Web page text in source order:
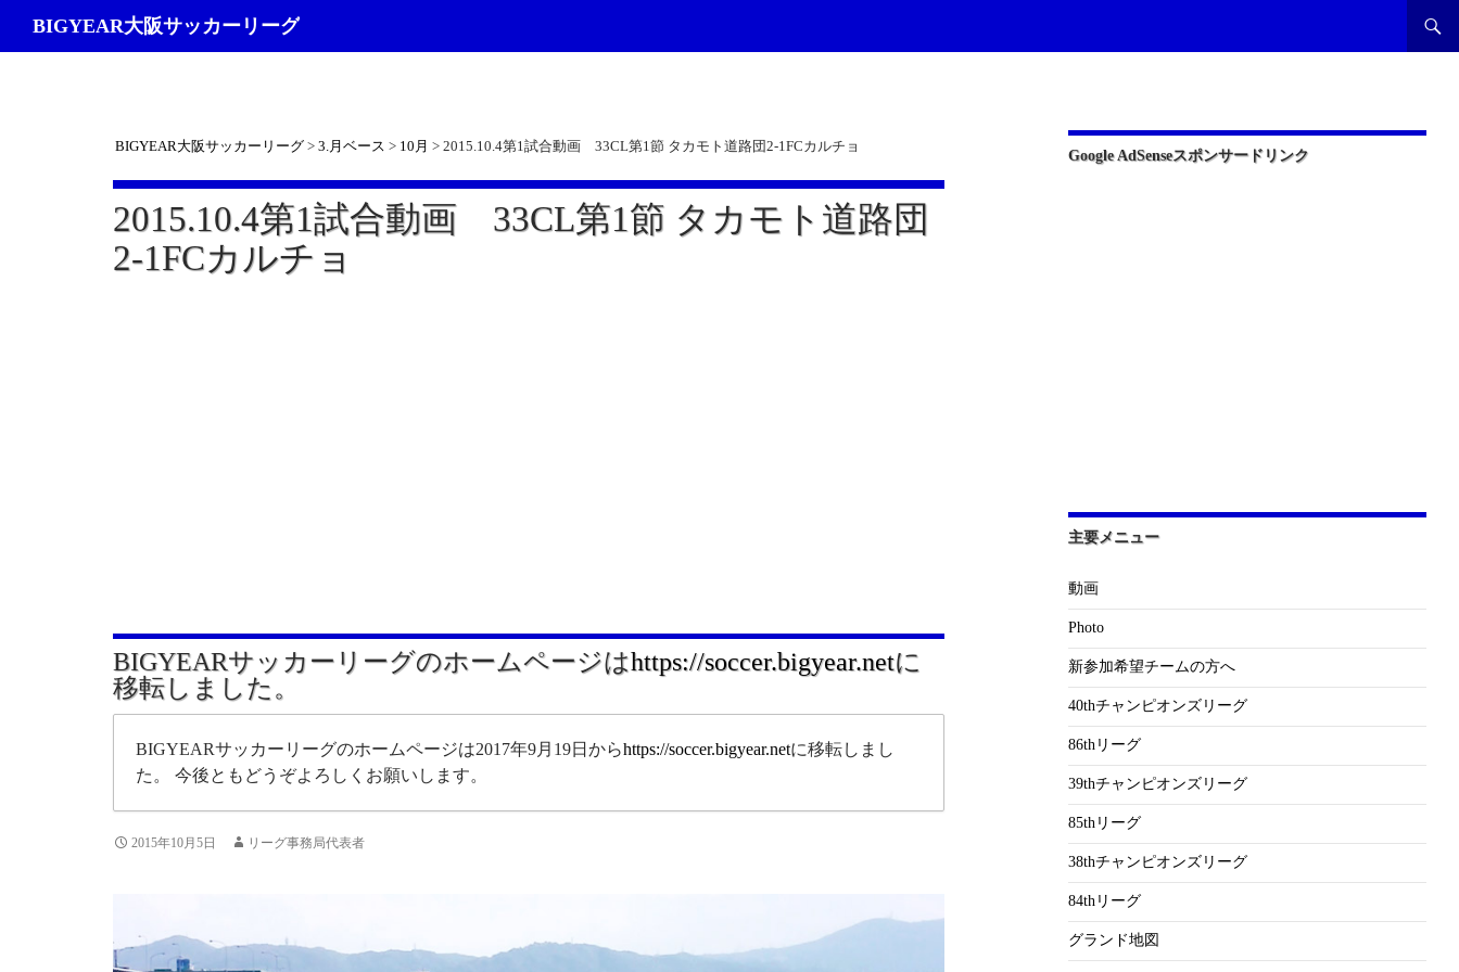
BIGYEAR大阪サッカーリーグ
BIGYEAR大阪サッカーリーグ> 3.月ベース > 10月 > 2015.10.4第1試合動画 33CL第1節 タカモト道路団2-1FCカルチョ
2015.10.4第1試合動画 33CL第1節 タカモト道路団
2-1FCカルチョ
BIGYEARサッカーリーグのホームページはhttps://soccer.bigyear.netに
移転しました。
BIGYEARサッカーリーグのホームページは2017年9月19日からhttps://soccer.bigyear.netに移転しまし
た。 今後ともどうぞよろしくお願いします。
2015年10月5日 リーグ事務局代表者
Google AdSenseスポンサードリンク
主要メニュー
動画
Photo
新参加希望チームの方へ
40thチャンピオンズリーグ
86thリーグ
39thチャンピオンズリーグ
85thリーグ
38thチャンピオンズリーグ
84thリーグ
グランド地図